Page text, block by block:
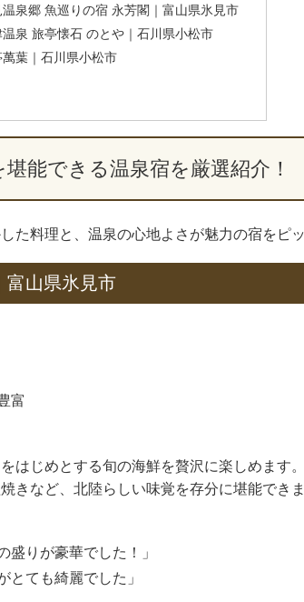
泉郷 魚巡りの宿 永芳閣｜富山県氷見市
泉 旅亭懐石 のとや｜石川県小松市
葉｜石川県小松市
能できる温泉宿を厳選紹介！
た料理と、温泉の心地よさが魅力の宿をピ
富山県氷見市
富
はじめとする旬の海鮮を贅沢に楽しめます
きなど、北陸らしい味覚を存分に堪能でき
盛りが豪華でした！」
とても綺麗でした」